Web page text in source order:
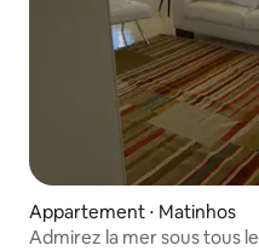
Appartement ⋅ Matinhos
Admirez la mer sous tous